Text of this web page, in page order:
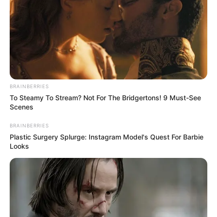
Kinoprogramm
Angebote für Behinderte
Aussichtstürme
Kletterparks
Tier- und Zooparks
Ausflug mit der Bahn
Fremdenverkehrsamt und Tourist Information
Hier kann auch eine Veranstaltung für Münster
eingetragenwerden, ebenso für alle weiteren Städte und
Gemeinden.
BRAINBERRIES
To Steamy To Stream? Not For The Bridgertons! 9 Must-See
Scenes
BRAINBERRIES
Plastic Surgery Splurge: Instagram Model's Quest For Barbie
Looks